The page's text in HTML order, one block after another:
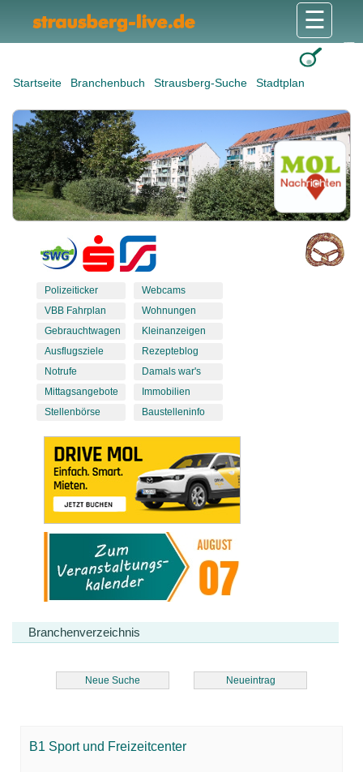
Startseite Branchenbuch Strausberg-Suche Stadtplan
☰
Polizeiticker
VBB Fahrplan
Gebrauchtwagen
Ausflugsziele
Notrufe
Mittagsangebote
Stellenbörse
Webcams
Wohnungen
Kleinanzeigen
Rezepteblog
Damals war's
Immobilien
Baustelleninfo
Branchenverzeichnis
Neue Suche Neueintrag
B1 Sport und Freizeitcenter